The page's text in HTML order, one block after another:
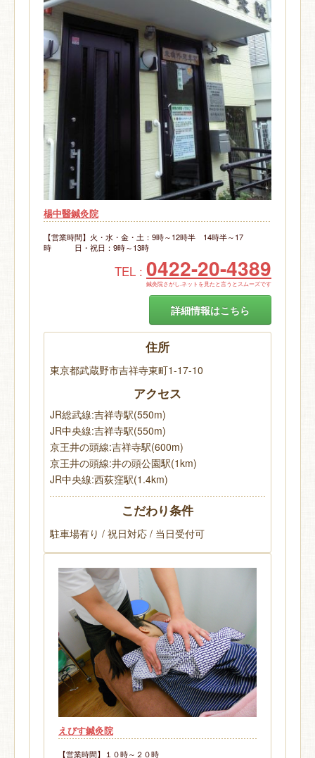
楊中醫鍼灸院
【営業時間】火・水・金・土：9時～12時半 14時半～17
時 日・祝日：9時～13時
TEL : 0422-20-4389
鍼灸院さがし.ネットを見たと言うとスムーズです
詳細情報はこちら
住所
東京都武蔵野市吉祥寺東町1-17-10
アクセス
JR総武線:吉祥寺駅(550m)
JR中央線:吉祥寺駅(550m)
京王井の頭線:吉祥寺駅(600m)
京王井の頭線:井の頭公園駅(1km)
JR中央線:西荻窪駅(1.4km)
こだわり条件
駐車場有り / 祝日対応 / 当日受付可
えびす鍼灸院
【営業時間】１０時～２０時